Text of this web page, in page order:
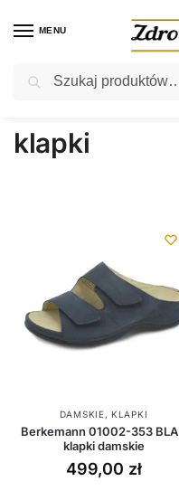
MENU
Rabat ⚡ 5% kod:
klapki
DAMSKIE,KLAPKI
Berkemann 01002-353
klapki damskie
499,00 zł